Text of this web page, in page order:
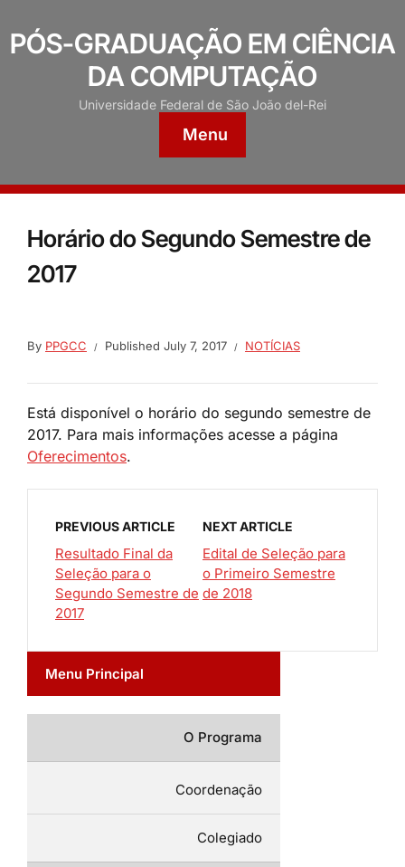
PÓS-GRADUAÇÃO EM CIÊNCIA
DA COMPUTAÇÃO
Universidade Federal de São João del-Rei
Menu
Horário do Segundo Semestre de
2017
By PPGCC Published July 7, 2017 NOTÍCIAS
Está disponível o horário do segundo semestre de
2017. Para mais informações acesse a página
Oferecimentos.
PREVIOUS ARTICLE
Resultado Final da
Seleção para o
Segundo Semestre de
2017
NEXT ARTICLE
Edital de Seleção para
o Primeiro Semestre
de 2018
Menu Principal
O Programa
Coordenação
Colegiado